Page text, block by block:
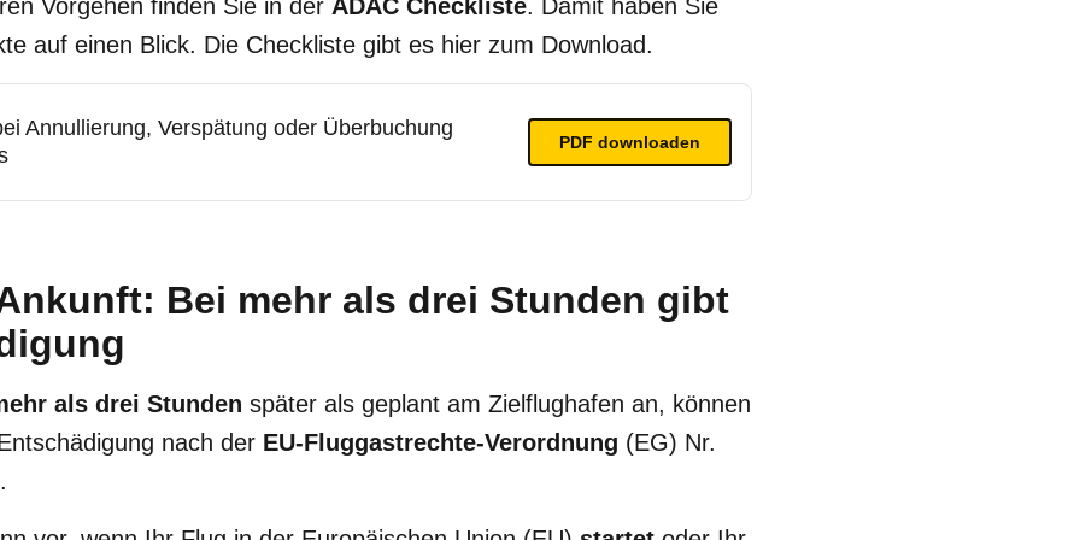
Vorgehen finden Sie in der ADAC Checkliste. Damit haben Sie
auf einen Blick. Die Checkliste gibt es hier zum Download.
Annullierung, Verspätung oder Überbuchung
PDF downloaden
Bei mehr als drei Stunden gibt
als drei Stunden später als geplant am Zielflughafen an, können
nach der EU-Fluggastrechte-Verordnung (EG) Nr.